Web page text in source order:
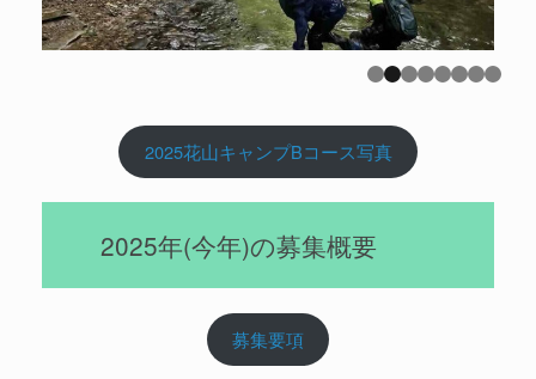
2025花山キャンプBコース写真
2025年(今年)の募集概要
募集要項